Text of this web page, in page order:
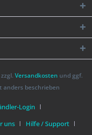
Versandkosten und ggf.
beschrieben
Login
uns
Hilfe / Support